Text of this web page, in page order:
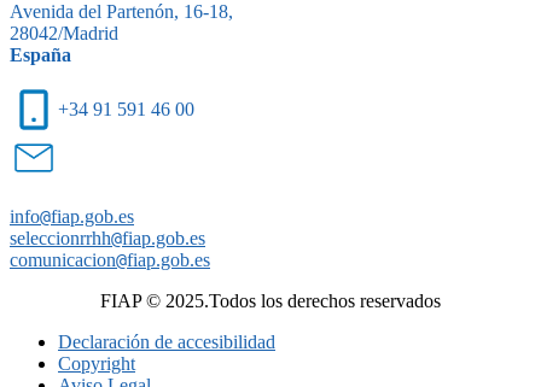
Avenida del Partenón, 16-18,
28042/Madrid
España
+34 91 591 46 00
info@fiap.gob.es
seleccionrrhh@fiap.gob.es
comunicacion@fiap.gob.es
FIAP © 2025.Todos los derechos reservados
Declaración de accesibilidad
Copyright